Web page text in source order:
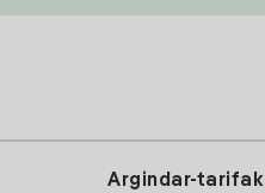
Argindar-tarifak